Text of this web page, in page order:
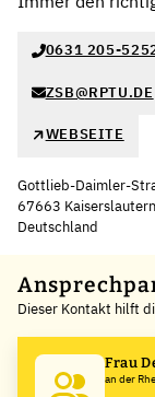
0631 205-
ZSB@RPTU.DE
WEBSEITE
Gottlieb-Daimler-
67663 Kaiserslautern
Deutschland
+
−
Dieser Kontakt hilft
an der